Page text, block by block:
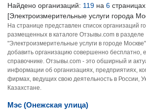
Найдено организаций: 119 на 6
[Электроизмерительные услуги города
На странице представлен список организаций
размещенных в каталоге Отзывы.com в разделе
"Электроизмерительные услуги в городе
добавить организацию совершенно бесплатно,
справочнике. Отзывы.com - это обширный и
информации об организациях, предприятиях,
фирмах, ведущих свою деятельность в России,
Казахстане.
Мэс (Онежская улица)